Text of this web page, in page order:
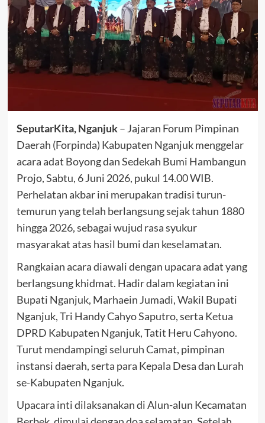
SeputarKita, Nganjuk– Jajaran Forum Pimpinan
Daerah (Forpinda) Kabupaten Nganjuk menggelar
acara adat Boyong dan Sedekah Bumi Hambangun
Projo, Sabtu, 6 Juni 2026, pukul 14.00 WIB.
Perhelatan akbar ini merupakan tradisi turun-
temurun yang telah berlangsung sejak tahun 1880
hingga 2026, sebagai wujud rasa syukur
masyarakat atas hasil bumi dan keselamatan.
Rangkaian acara diawali dengan upacara adat yang
berlangsung khidmat. Hadir dalam kegiatan ini
Bupati Nganjuk, Marhaein Jumadi, Wakil Bupati
Nganjuk, Tri Handy Cahyo Saputro, serta Ketua
DPRD Kabupaten Nganjuk, Tatit Heru Cahyono.
Turut mendampingi seluruh Camat, pimpinan
instansi daerah, serta para Kepala Desa dan Lurah
se-Kabupaten Nganjuk.
Upacara inti dilaksanakan di Alun-alun Kecamatan